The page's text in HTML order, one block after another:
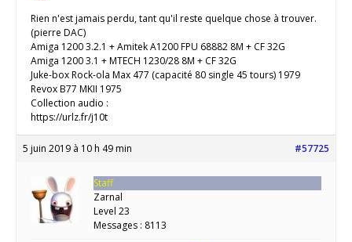
Rien n'est jamais perdu, tant qu'il reste quelque chose à trouver.
(pierre DAC)
Amiga 1200 3.2.1 + Amitek A1200 FPU 68882 8M + CF 32G
Amiga 1200 3.1 + MTECH 1230/28 8M + CF 32G
Juke-box Rock-ola Max 477 (capacité 80 single 45 tours) 1979
Revox B77 MKII 1975
Collection audio :
https://urlz.fr/j10t
5 juin 2019 à 10 h 49 min #57725
Staff
Zarnal
Level 23
Messages : 8113